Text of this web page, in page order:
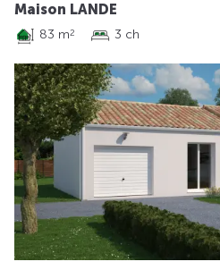
Maison LANDE
83 m2 3 ch